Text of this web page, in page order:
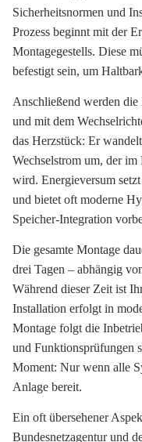
Sicherheitsnormen und
Prozess beginnt mit der
Montagegestells. Diese
befestigt sein, um
Anschließend werden
und mit dem
das Herzstück: Er
Wechselstrom um, der im
wird. Energieversum
und bietet oft moderne
Speicher-Integration
Die gesamte Montage
drei Tagen – abhängig
Während dieser Zeit ist
Installation erfolgt in
Montage folgt die
und Funktionsprüfungen
Moment: Nur wenn alle
Anlage bereit.
Ein oft übersehener
Bundesnetzagentur und